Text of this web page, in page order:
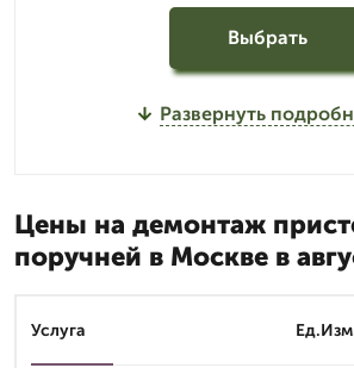
Выбрать
Развернуть
Цены на демонтаж
поручней в Москве в
Услуга